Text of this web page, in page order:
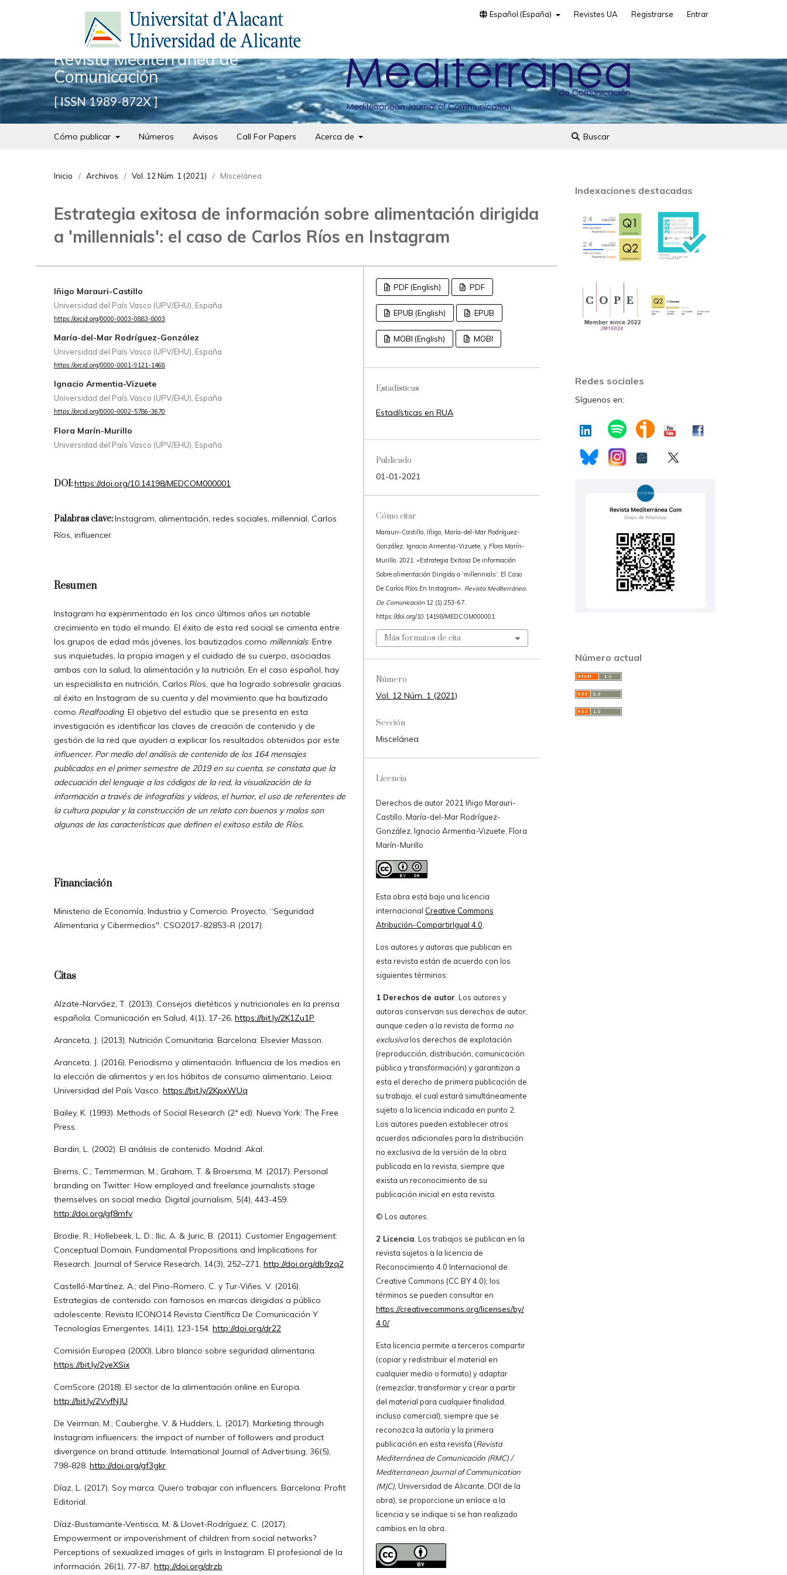
Revista Mediterránea de
Comunicación
ISSN 1989-872X
Cómo publicar Números Avisos Call For Papers Acerca de Buscar
Español (España) Revistes UA Registrarse Entrar
Inicio / Archivos / Vol. 12 Núm. 1 (2021) / Miscelánea
Estrategia exitosa de información sobre alimentación dirigida
a 'millennials': el caso de Carlos Ríos en Instagram
Iñigo Marauri-Castillo
Universidad del País Vasco (UPV/EHU), España
https://orcid.org/0000-0003-0883-8003
María-del-Mar Rodríguez-González
Universidad del País Vasco (UPV/EHU), España
https://orcid.org/0000-0001-9121-1468
Ignacio Armentia-Vizuete
Universidad del País Vasco (UPV/EHU), España
https://orcid.org/0000-0002-5786-3670
Flora Marín-Murillo
Universidad del País Vasco (UPV/EHU), España
DOI:https://doi.org/10.14198/MEDCOM000001
Palabras clave:Instagram, alimentación, redes sociales, millennial, Carlos
Ríos, influencer
Resumen
Instagram ha experimentado en los cinco últimos años un notable
crecimiento en todo el mundo. El éxito de esta red social se cimenta entre
los grupos de edad más jóvenes, los bautizados como millennials. Entre
sus inquietudes, la propia imagen y el cuidado de su cuerpo, asociadas
ambas con la salud, la alimentación y la nutrición. En el caso español, hay
un especialista en nutrición, Carlos Ríos, que ha logrado sobresalir gracias
al éxito en Instagram de su cuenta y del movimiento que ha bautizado
como Realfooding. El objetivo del estudio que se presenta en esta
investigación es identificar las claves de creación de contenido y de
gestión de la red que ayuden a explicar los resultados obtenidos por este
influencer. Por medio del análisis de contenido de los 164 mensajes
publicados en el primer semestre de 2019 en su cuenta, se constata que la
adecuación del lenguaje a los códigos de la red, la visualización de la
información a través de infografías y vídeos, el humor, el uso de referentes de
la cultura popular y la construcción de un relato con buenos y malos son
algunas de las características que definen el exitoso estilo de Ríos.
Financiación
Ministerio de Economía, Industria y Comercio. Proyecto, “Seguridad
Alimentaria y Cibermedios". CSO2017-82853-R (2017).
Citas
Alzate-Narváez, T. (2013). Consejos dietéticos y nutricionales en la prensa
española. Comunicación en Salud, 4(1), 17-26. https://bit.ly/2K1Zu1P
Aranceta, J. (2013). Nutrición Comunitaria. Barcelona: Elsevier Masson.
Aranceta, J. (2016). Periodismo y alimentación. Influencia de los medios en
la elección de alimentos y en los hábitos de consumo alimentario. Leioa:
Universidad del País Vasco. https://bit.ly/2KpxWUq
Bailey, K. (1993). Methods of Social Research (2ª ed). Nueva York: The Free
Press.
Bardin, L. (2002). El análisis de contenido. Madrid: Akal.
Brems, C.; Temmerman, M.; Graham, T. & Broersma, M. (2017). Personal
branding on Twitter: How employed and freelance journalists stage
themselves on social media. Digital journalism, 5(4), 443-459.
http://doi.org/gf8mfv
Brodie, R.; Hollebeek, L. D.; Ilic, A. & Juric, B. (2011). Customer Engagement:
Conceptual Domain, Fundamental Propositions and Implications for
Research. Journal of Service Research, 14(3), 252–271. http://doi.org/db9zq2
Castelló-Martínez, A.; del Pino-Romero, C. y Tur-Viñes, V. (2016).
Estrategias de contenido con famosos en marcas dirigidas a público
adolescente. Revista ICONO14 Revista Científica De Comunicación Y
Tecnologías Emergentes, 14(1), 123-154. http://doi.org/dr22
Comisión Europea (2000). Libro blanco sobre seguridad alimentaria.
https://bit.ly/2yeXSix
ComScore (2018). El sector de la alimentación online en Europa.
http://bit.ly/2VvfNJU
De Veirman, M.; Cauberghe, V. & Hudders, L. (2017). Marketing through
Instagram influencers: the impact of number of followers and product
divergence on brand attitude. International Journal of Advertising, 36(5),
798-828. http://doi.org/gf3gkr
Díaz, L. (2017). Soy marca. Quiero trabajar con influencers. Barcelona: Profit
Editorial.
Díaz-Bustamante-Ventisca, M. & Llovet-Rodríguez, C. (2017).
Empowerment or impoverishment of children from social networks?
Perceptions of sexualized images of girls in Instagram. El profesional de la
información, 26(1), 77-87. http://doi.org/drzb
PDF (English) PDF
EPUB (English) EPUB
MOBI (English) MOBI
Estadísticas
Estadísticas en RUA
Publicado
01-01-2021
Cómo citar
Marauri-Castillo, Iñigo, María-del-Mar Rodríguez-
González, Ignacio Armentia-Vizuete, y Flora Marín-
Murillo. 2021. «Estrategia Exitosa De información
Sobre alimentación Dirigida a ’millennials’: El Caso
De Carlos Ríos En Instagram». Revista Mediterránea
De Comunicación12 (1):253-67.
https://doi.org/10.14198/MEDCOM000001.
Más formatos de cita
Número
Vol. 12 Núm. 1 (2021)
Sección
Miscelánea
Licencia
Derechos de autor 2021 Iñigo Marauri-
Castillo, María-del-Mar Rodríguez-
González, Ignacio Armentia-Vizuete, Flora
Marín-Murillo
Esta obra está bajo una licencia
internacional Creative Commons
Atribución-CompartirIgual 4.0.
Los autores y autoras que publican en
esta revista están de acuerdo con los
siguientes términos:
1 Derechos de autor. Los autores y
autoras conservan sus derechos de autor,
aunque ceden a la revista de forma no
exclusivalos derechos de explotación
(reproducción, distribución, comunicación
pública y transformación) y garantizan a
esta el derecho de primera publicación de
su trabajo, el cual estará simultáneamente
sujeto a la licencia indicada en punto 2.
Los autores pueden establecer otros
acuerdos adicionales para la distribución
no exclusiva de la versión de la obra
publicada en la revista, siempre que
exista un reconocimiento de su
publicación inicial en esta revista.
© Los autores.
2 Licencia. Los trabajos se publican en la
revista sujetos a la licencia de
Reconocimiento 4.0 Internacional de
Creative Commons (CC BY 4.0); los
términos se pueden consultar en
https://creativecommons.org/licenses/by/
4.0/
Esta licencia permite a terceros compartir
(copiar y redistribuir el material en
cualquier medio o formato) y adaptar
(remezclar, transformar y crear a partir
del material para cualquier finalidad,
incluso comercial), siempre que se
reconozca la autoría y la primera
publicación en esta revista (Revista
Mediterránea de Comunicación (RMC) /
Mediterranean Journal of Communication
(MJC), Universidad de Alicante, DOI de la
obra), se proporcione un enlace a la
licencia y se indique si se han realizado
cambios en la obra.
Indexaciones destacadas
Redes sociales
Síguenos en:
Número actual